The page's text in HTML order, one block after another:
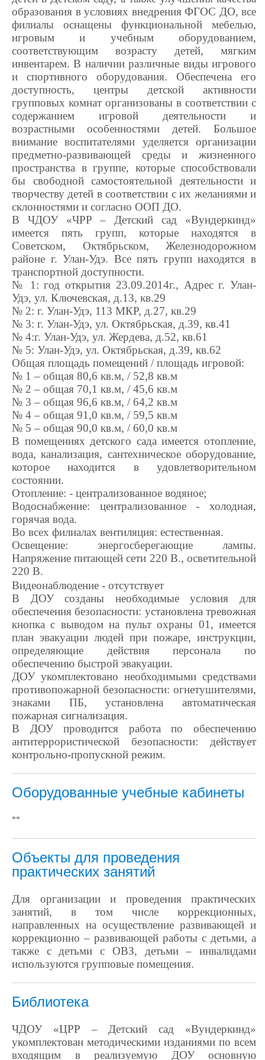
образования в условиях внедрения ФГОС ДО, все
филиалы оснащены функциональной мебелью,
игровым и учебным оборудованием,
соответствующим возрасту детей, мягким
инвентарем. В наличии различные виды игрового
и спортивного оборудования. Обеспечена его
доступность, центры детской активности
групповых комнат организованы в соответствии с
содержанием игровой деятельности и
возрастными особенностями детей. Большое
внимание воспитателями уделяется организации
предметно-развивающей среды и жизненного
пространства в группе, которые способствовали
бы свободной самостоятельной деятельности и
творчеству детей в соответствии с их желаниями и
склонностями и согласно ООП ДО.
В ЧДОУ «ЧРР – Детский сад «Вундеркинд»
имеется пять групп, которые находятся в
Советском, Октябрьском, Железнодорожном
районе г. Улан-Удэ. Все пять групп находятся в
транспортной доступности.
№ 1: год открытия 23.09.2014г., Адрес г. Улан-
Удэ, ул. Ключевская, д.13, кв.29
№ 2: г. Улан-Удэ, 113 МКР, д.27, кв.29
№ 3: г. Улан-Удэ, ул. Октябрьская, д.39, кв.41
№ 4:г. Улан-Удэ, ул. Жердева, д.52, кв.61
№ 5: Улан-Удэ, ул. Октябрьская, д.39, кв.62
Общая площадь помещений / площадь игровой:
№ 1 – общая 80,6 кв.м, / 52,8 кв.м
№ 2 – общая 70,1 кв.м, / 45,6 кв.м
№ 3 – общая 96,6 кв.м, / 64,2 кв.м
№ 4 – общая 91,0 кв.м, / 59,5 кв.м
№ 5 – общая 90,0 кв.м, / 60,0 кв.м
В помещениях детского сада имеется отопление,
вода, канализация, сантехническое оборудование,
которое находится в удовлетворительном
состоянии.
Отопление: - централизованное водяное;
Водоснабжение: централизованное - холодная,
горячая вода.
Во всех филиалах вентиляция: естественная.
Освещение: энергосберегающие лампы.
Напряжение питающей сети 220 В., осветительной
220 В.
Видеонаблюдение - отсутствует
В ДОУ созданы необходимые условия для
обеспечения безопасности: установлена тревожная
кнопка с выводом на пульт охраны 01, имеется
план эвакуации людей при пожаре, инструкции,
определяющие действия персонала по
обеспечению быстрой эвакуации.
ДОУ укомплектовано необходимыми средствами
противопожарной безопасности: огнетушителями,
знаками ПБ, установлена автоматическая
пожарная сигнализация.
В ДОУ проводится работа по обеспечению
антитеррористической безопасности: действует
контрольно-пропускной режим.
Оборудованные учебные кабинеты
**
Объекты для проведения
практических занятий
Для организации и проведения практических
занятий, в том числе коррекционных,
направленных на осуществление развивающей и
коррекционно – развивающей работы с детьми, а
также с детьми с ОВЗ, детьми – инвалидами
используются групповые помещения.
Библиотека
ЧДОУ «ЦРР – Детский сад «Вундеркинд»
укомплектован методическими изданиями по всем
входящим в реализуемую ДОУ основную